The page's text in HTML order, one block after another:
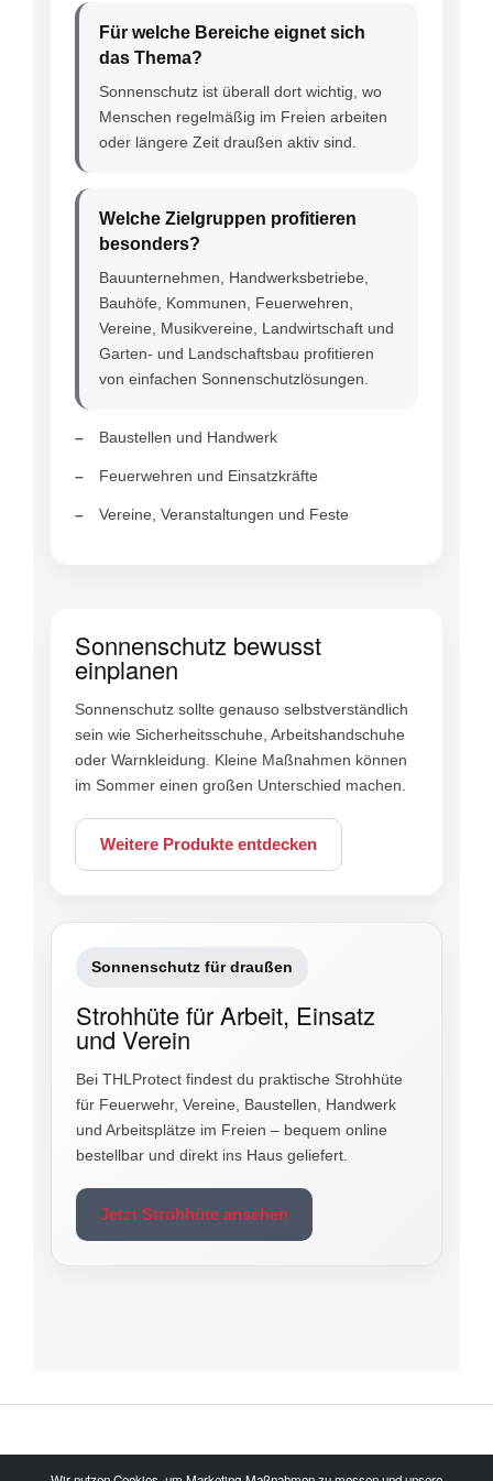
Für welche Bereiche eignet sich
das Thema?
Sonnenschutz ist überall dort wichtig, wo
Menschen regelmäßig im Freien arbeiten
oder längere Zeit draußen aktiv sind.
Welche Zielgruppen profitieren
besonders?
Bauunternehmen, Handwerksbetriebe,
Bauhöfe, Kommunen, Feuerwehren,
Vereine, Musikvereine, Landwirtschaft und
Garten- und Landschaftsbau profitieren
von einfachen Sonnenschutzlösungen.
Baustellen und Handwerk
Feuerwehren und Einsatzkräfte
Vereine, Veranstaltungen und Feste
Sonnenschutz bewusst
einplanen
Sonnenschutz sollte genauso selbstverständlich
sein wie Sicherheitsschuhe, Arbeitshandschuhe
oder Warnkleidung. Kleine Maßnahmen können
im Sommer einen großen Unterschied machen.
Weitere Produkte entdecken
Sonnenschutz für draußen
Strohhüte für Arbeit, Einsatz
und Verein
Bei THLProtect findest du praktische Strohhüte
für Feuerwehr, Vereine, Baustellen, Handwerk
und Arbeitsplätze im Freien – bequem online
bestellbar und direkt ins Haus geliefert.
Jetzt Strohhüte ansehen